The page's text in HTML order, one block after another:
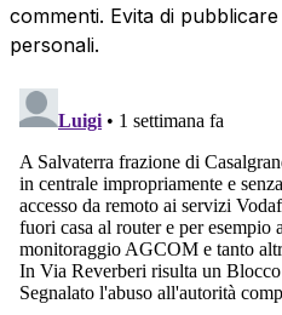
commenti. Evita di
personali.